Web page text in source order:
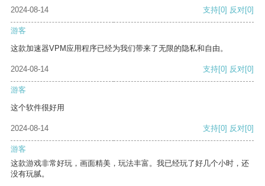
2024-08-14 支持[0] 反对[0]
游客
这款加速器VPM应用程序已经为我们带来了无限的隐私和自由。
2024-08-14 支持[0] 反对[0]
游客
这个软件很好用
2024-08-14 支持[0] 反对[0]
游客
这款游戏非常好玩，画面精美，玩法丰富。我已经玩了好几个小时，还
没有玩腻。